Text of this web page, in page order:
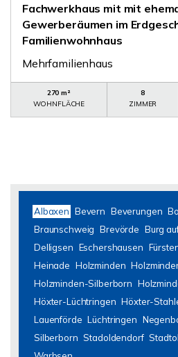
Fachwerkhaus mit mit
Gewerberäumen im
Familienwohnhaus
Mehrfamilienhaus
270 m²
WOHNFLÄCHE
8
ZIMMER
Albaxen Bevern Beverungen
Braunschweig Brevörde Burg
Delligsen Eschershausen
Heinade Holzminden
Holzminden-Silberborn
Höxter-Lüchtringen Höxter-
Lauenförde Lüchtringen
Silberborn Stadoldendorf